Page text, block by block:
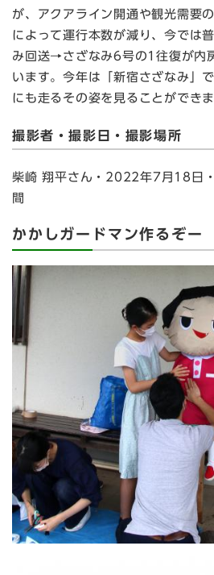
が、アクアライン開通や観光需要
によって運行本数が減り、今では
み回送→さざなみ6号の1往復が内
います。今年は「新宿さざなみ」
にも走るその姿を見ることができま
撮影者・撮影日・撮影場所
柴崎 翔平さん・2022年7月18日
間
かかしガードマン作るぞー